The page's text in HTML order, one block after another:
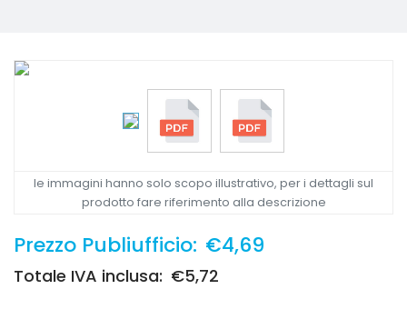
le immagini hanno solo scopo illustrativo, per i dettagli sul
prodotto fare riferimento alla descrizione
Prezzo Publiufficio: €4,69
Totale IVA inclusa: €5,72